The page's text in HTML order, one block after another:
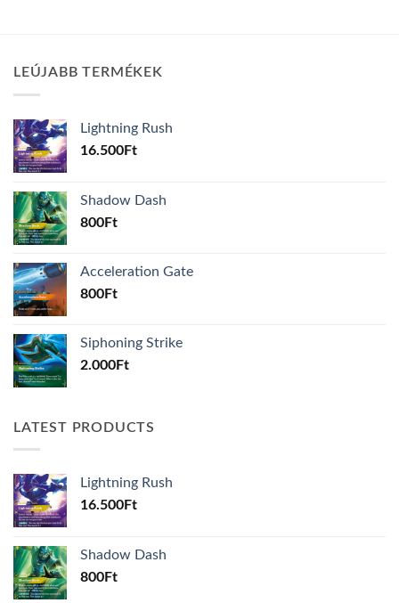
LEÚJABB TERMÉKEK
Lightning Rush
16.500Ft
Shadow Dash
800Ft
Acceleration Gate
800Ft
Siphoning Strike
2.000Ft
LATEST PRODUCTS
Lightning Rush
16.500Ft
Shadow Dash
800Ft